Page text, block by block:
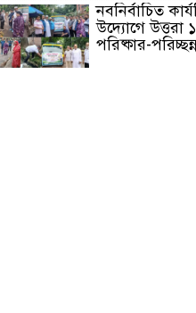
নবনির্বাচিত
উদ্যোগে উত্তরা
পরিষ্কার-